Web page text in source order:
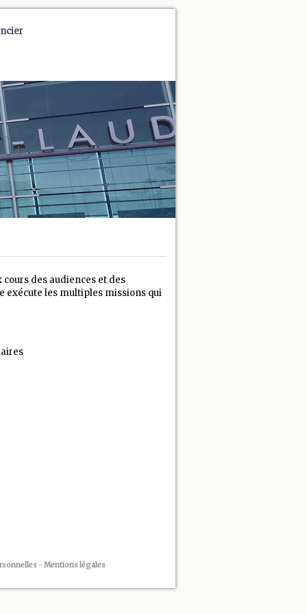
des audiences et des
exécute les multiples missions qui
- Mentions légales